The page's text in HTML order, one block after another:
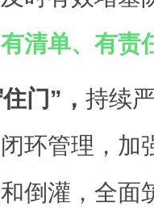
清单、有责
门”， 持续
环管理，加
倒灌，全面